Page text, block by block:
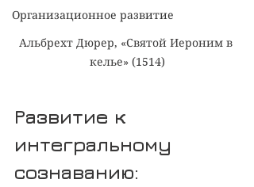
Организационное развитие
Альбрехт Дюрер, «Святой Иероним в
келье» (1514)
Развитие к
интегральному
сознаванию: